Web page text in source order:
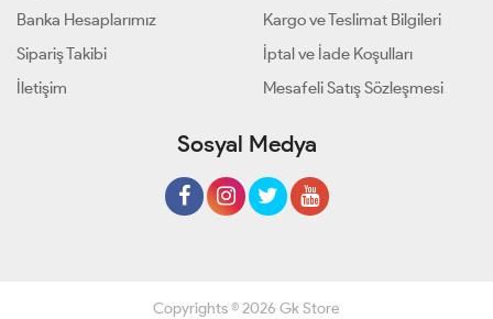
Banka Hesaplarımız
Sipariş Takibi
İletişim
Kargo ve Teslimat Bilgileri
İptal ve İade Koşulları
Mesafeli Satış Sözleşmesi
Sosyal Medya
Copyrights © 2026 Gk Store